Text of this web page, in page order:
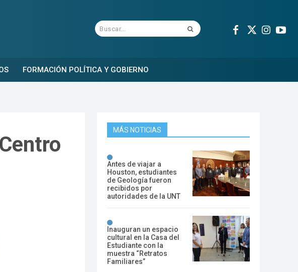
Buscar...
FORMACIÓN POLÍTICA Y GOBIERNO
MÁS NOTICIAS
Antes de viajar a
Houston, estudiantes
de Geología fueron
recibidos por
autoridades de la UNT
Inauguran un espacio
cultural en la Casa del
Estudiante con la
muestra “Retratos
Familiares”